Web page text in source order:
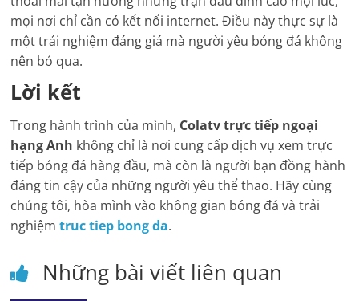
mọi nơi chỉ cần có kết nối internet. Điều này thực sự là
một trải nghiệm đáng giá mà người yêu bóng đá không
nên bỏ qua.
Lời kết
Trong hành trình của mình, Colatv trực tiếp ngoại
hạng Anh không chỉ là nơi cung cấp dịch vụ xem trực
tiếp bóng đá hàng đầu, mà còn là người bạn đồng hành
đáng tin cậy của những người yêu thể thao. Hãy cùng
chúng tôi, hòa mình vào không gian bóng đá và trải
nghiệmtruc tiep bong da.
Những bài viết liên quan